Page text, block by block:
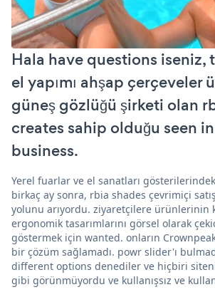
Hala have questions iseniz,
el yapımı ahşap çerçeveler
güneş gözlüğü şirketi olan
creates sahip olduğu seen
business.
Yerel fuarlar ve el sanatları
birkaç ay sonra, rbia shades çevrimiçi
yolunu arıyordu. ziyaretçilere ürünlerinin
ergonomik tasarımlarını görsel olarak
göstermek için wanted. onların
bir çözüm sağlamadı. powr slider'ı
different options denediler ve hiçbiri
gibi görünmüyordu ve kullanışsız ve